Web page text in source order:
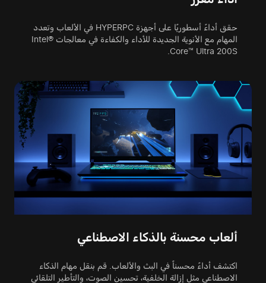
حقق أداءً أسطوريًا على أجهزة HYPERPC في الألعاب وتعدد
المهام مع الأنوية الجديدة للأداء والكفاءة في معالجات Intel®
Core™ Ultra 200S.
ألعاب محسنة بالذكاء الاصطناعي
اكتشف أداءً محسناً في البث والألعاب. قم بنقل مهام الذكاء
الاصطناعي مثل إزالة الخلفية، تحسين الصوت، والتأطير التلقائي